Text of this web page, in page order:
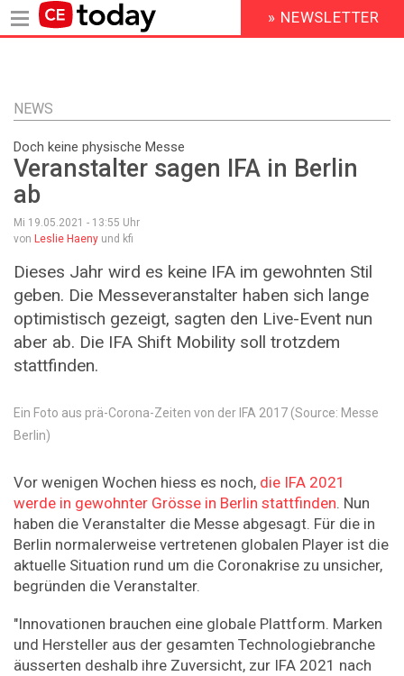
Inhalt
HEADER
MENU
» NEWSLETTER
NEWS
Doch keine physische Messe
Veranstalter sagen IFA in Berlin
ab
Mi 19.05.2021 - 13:55 Uhr
von Leslie Haeny und kfi
Dieses Jahr wird es keine IFA im gewohnten Stil
geben. Die Messeveranstalter haben sich lange
optimistisch gezeigt, sagten den Live-Event nun
aber ab. Die IFA Shift Mobility soll trotzdem
stattfinden.
Ein Foto aus prä-Corona-Zeiten von der IFA 2017 (Source: Messe
Berlin)
Vor wenigen Wochen hiess es noch, die IFA 2021
werde in gewohnter Grösse in Berlin stattfinden. Nun
haben die Veranstalter die Messe abgesagt. Für die in
Berlin normalerweise vertretenen globalen Player ist die
aktuelle Situation rund um die Coronakrise zu unsicher,
begründen die Veranstalter.
"Innovationen brauchen eine globale Plattform. Marken
und Hersteller aus der gesamten Technologiebranche
äusserten deshalb ihre Zuversicht, zur IFA 2021 nach